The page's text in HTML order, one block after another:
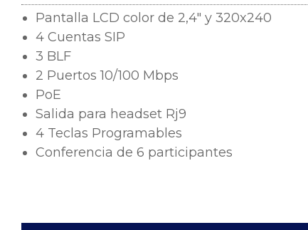
Pantalla LCD color de 2,4" y 320x240
4 Cuentas SIP
3 BLF
2 Puertos 10/100 Mbps
PoE
Salida para headset Rj9
4 Teclas Programables
Conferencia de 6 participantes